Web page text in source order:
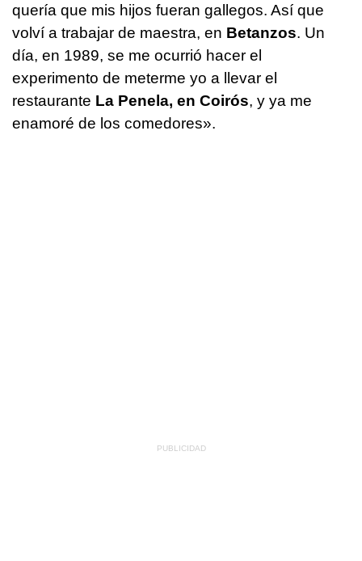
quería que mis hijos fueran gallegos. Así que
volví a trabajar de maestra, en Betanzos. Un
día, en 1989, se me ocurrió hacer el
experimento de meterme yo a llevar el
restaurante La Penela, en Coirós, y ya me
enamoré de los comedores».